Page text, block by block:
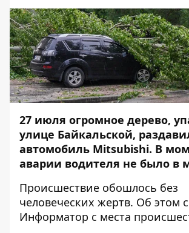
27 июля огромное дерево,
улице Байкальской,
автомобиль Mitsubishi. В
аварии водителя не было в
Происшествие обошлось без
человеческих жертв. Об этом
Информатор с места